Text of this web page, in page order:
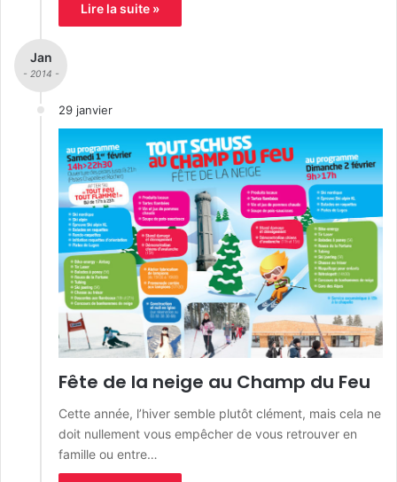
Lire la suite »
Jan
- 2014 -
29 janvier
Fête de la neige au Champ du Feu
Cette année, l’hiver semble plutôt clément, mais cela ne
doit nullement vous empêcher de vous retrouver en
famille ou entre…